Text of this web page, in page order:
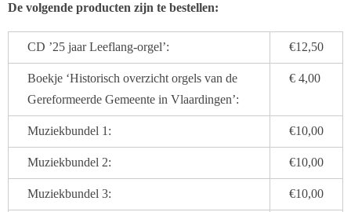
De volgende producten zijn te bestellen:
CD ’25 jaar Leeflang-orgel’: €12,50
Boekje ‘Historisch overzicht orgels van de
Gereformeerde Gemeente in Vlaardingen’:
€ 4,00
Muziekbundel 1: €10,00
Muziekbundel 2: €10,00
Muziekbundel 3: €10,00